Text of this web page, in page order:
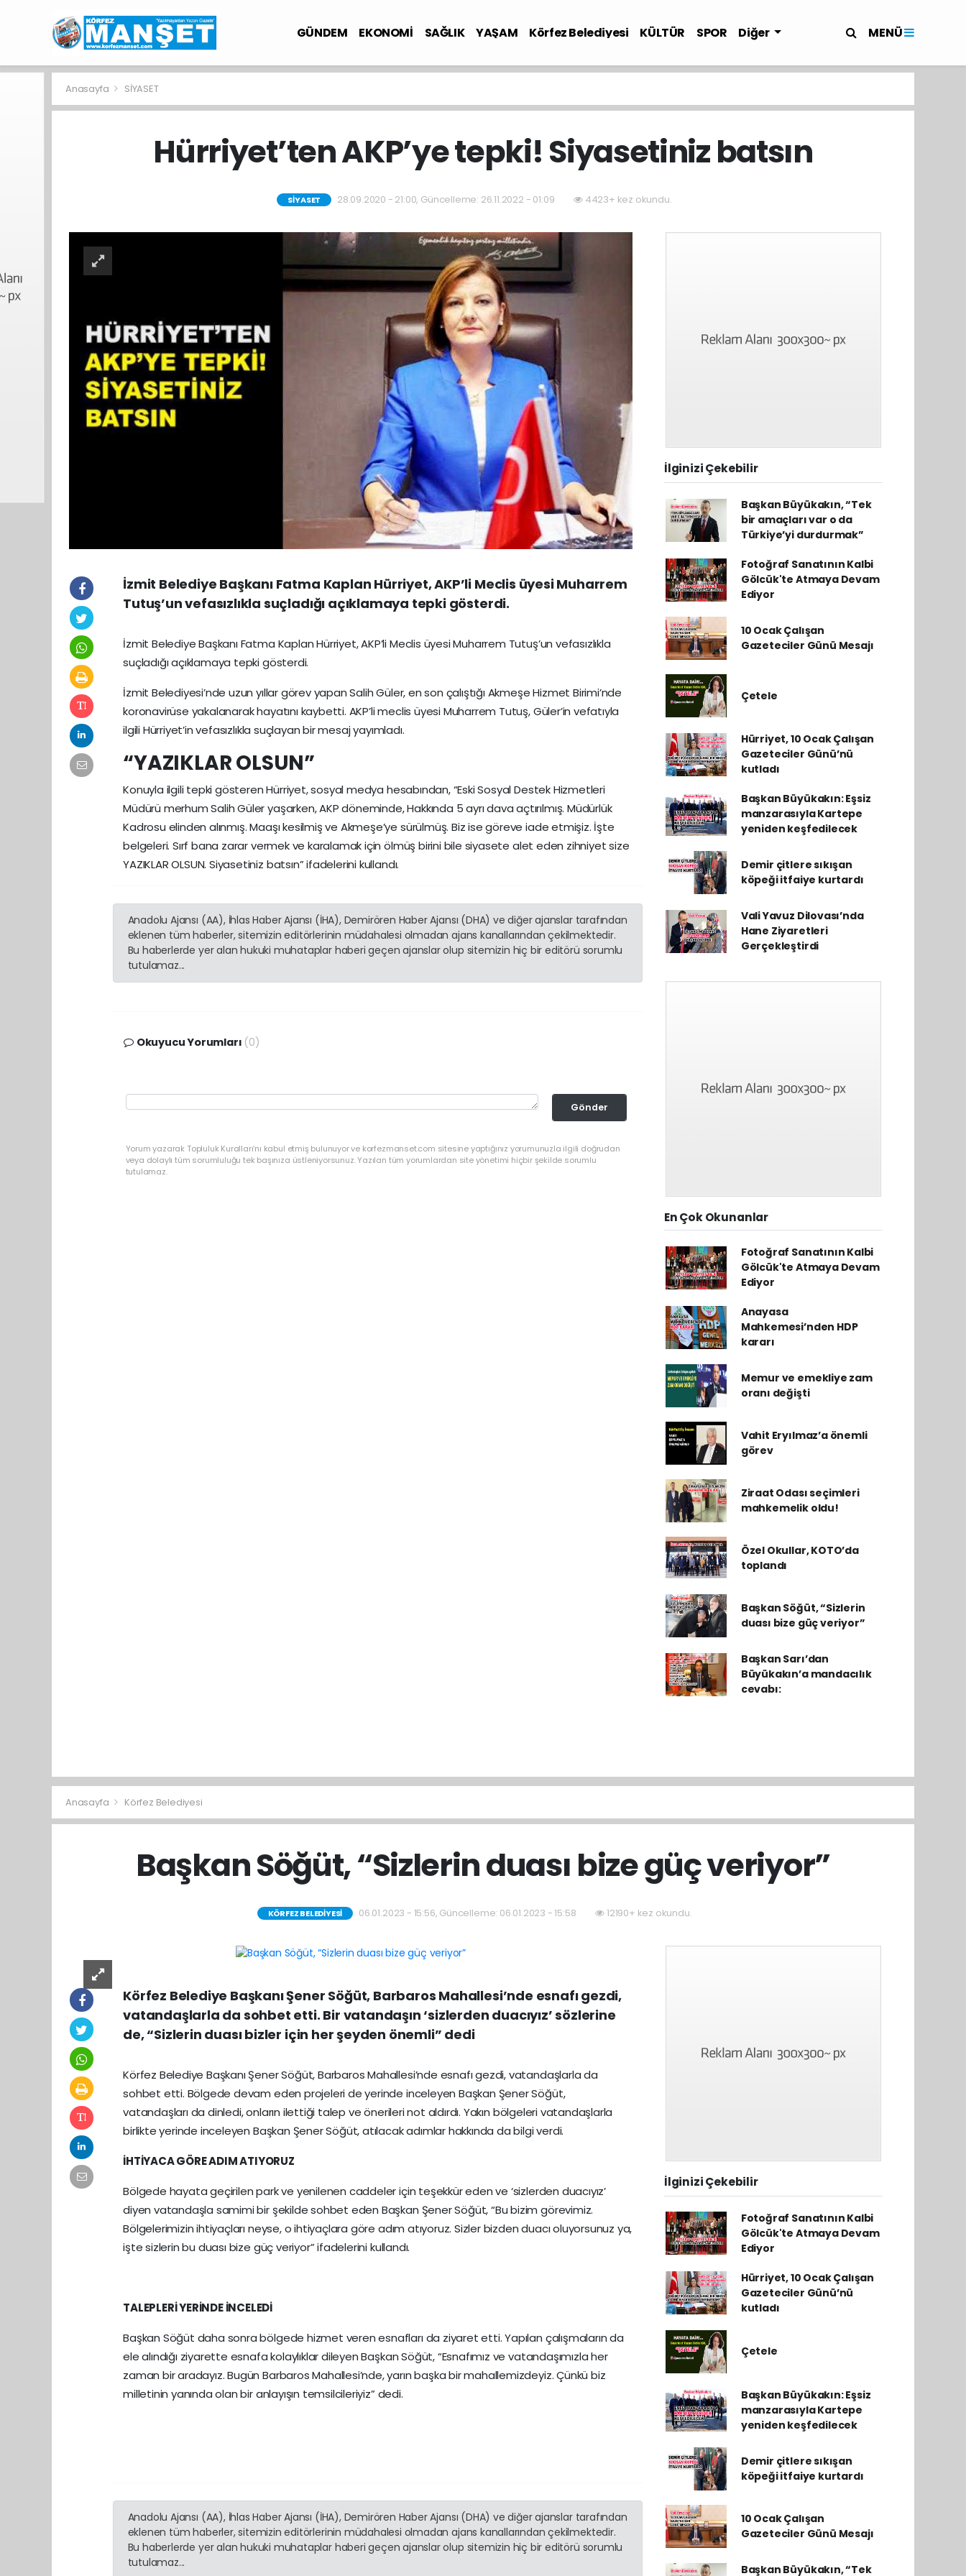
GÜNDEM EKONOMİ SAĞLIK YAŞAM Körfez Belediyesi KÜLTÜR SPOR Diğer MENÜ
Anasayfa SİYASET
Hürriyet’ten AKP’ye tepki! Siyasetiniz batsın
SİYASET 28.09.2020 - 21:00, Güncelleme: 26.11.2022 - 01:09 4423+ kez okundu.
İzmit Belediye Başkanı Fatma Kaplan Hürriyet, AKP’li Meclis üyesi Muharrem
Tutuş’un vefasızlıkla suçladığı açıklamaya tepki gösterdi.
İzmit Belediye Başkanı Fatma Kaplan Hürriyet, AKP’li Meclis üyesi Muharrem Tutuş’un vefasızlıkla
suçladığı açıklamaya tepki gösterdi.
İzmit Belediyesi’nde uzun yıllar görev yapan Salih Güler, en son çalıştığı Akmeşe Hizmet Birimi’nde
koronavirüse yakalanarak hayatını kaybetti. AKP’li meclis üyesi Muharrem Tutuş, Güler’in vefatıyla
ilgili Hürriyet’in vefasızlıkla suçlayan bir mesaj yayımladı.
“YAZIKLAR OLSUN”
Konuyla ilgili tepki gösteren Hürriyet, sosyal medya hesabından, “Eski Sosyal Destek Hizmetleri
Müdürü merhum Salih Güler yaşarken, AKP döneminde, Hakkında 5 ayrı dava açtırılmış. Müdürlük
Kadrosu elinden alınmış. Maaşı kesilmiş ve Akmeşe’ye sürülmüş. Biz ise göreve iade etmişiz. İşte
belgeleri. Sırf bana zarar vermek ve karalamak için ölmüş birini bile siyasete alet eden zihniyet size
YAZIKLAR OLSUN. Siyasetiniz batsın” ifadelerini kullandı.
Anadolu Ajansı (AA), İhlas Haber Ajansı (İHA), Demirören Haber Ajansı (DHA) ve diğer ajanslar tarafından
eklenen tüm haberler, sitemizin editörlerinin müdahalesi olmadan ajans kanallarından çekilmektedir.
Bu haberlerde yer alan hukuki muhataplar haberi geçen ajanslar olup sitemizin hiç bir editörü sorumlu
tutulamaz...
Okuyucu Yorumları (0)
Gönder
Yorum yazarak Topluluk Kuralları’nı kabul etmiş bulunuyor ve korfezmanset.com sitesine yaptığınız yorumunuzla ilgili doğrudan
veya dolaylı tüm sorumluluğu tek başınıza üstleniyorsunuz. Yazılan tüm yorumlardan site yönetimi hiçbir şekilde sorumlu
tutulamaz.
İlginizi Çekebilir
Başkan Büyükakın, “Tek
bir amaçları var o da
Türkiye’yi durdurmak”
Fotoğraf Sanatının Kalbi
Gölcük'te Atmaya Devam
Ediyor
10 Ocak Çalışan
Gazeteciler Günü Mesajı
Çetele
Hürriyet, 10 Ocak Çalışan
Gazeteciler Günü’nü
kutladı
Başkan Büyükakın: Eşsiz
manzarasıyla Kartepe
yeniden keşfedilecek
Demir çitlere sıkışan
köpeği itfaiye kurtardı
Vali Yavuz Dilovası’nda
Hane Ziyaretleri
Gerçekleştirdi
En Çok Okunanlar
Fotoğraf Sanatının Kalbi
Gölcük'te Atmaya Devam
Ediyor
Anayasa
Mahkemesi’nden HDP
kararı
Memur ve emekliye zam
oranı değişti
Vahit Eryılmaz’a önemli
görev
Ziraat Odası seçimleri
mahkemelik oldu!
Özel Okullar, KOTO’da
toplandı
Başkan Söğüt, “Sizlerin
duası bize güç veriyor”
Başkan Sarı’dan
Büyükakın’a mandacılık
cevabı:
Anasayfa Körfez Belediyesi
Başkan Söğüt, “Sizlerin duası bize güç veriyor”
KÖRFEZ BELEDIYESI 06.01.2023 - 15:56, Güncelleme: 06.01.2023 - 15:58 12190+ kez okundu.
Körfez Belediye Başkanı Şener Söğüt, Barbaros Mahallesi’nde esnafı gezdi,
vatandaşlarla da sohbet etti. Bir vatandaşın ‘sizlerden duacıyız’ sözlerine
de, “Sizlerin duası bizler için her şeyden önemli” dedi
Körfez Belediye Başkanı Şener Söğüt, Barbaros Mahallesi’nde esnafı gezdi, vatandaşlarla da
sohbet etti. Bölgede devam eden projeleri de yerinde inceleyen Başkan Şener Söğüt,
vatandaşları da dinledi, onların ilettiği talep ve önerileri not aldırdı. Yakın bölgeleri vatandaşlarla
birlikte yerinde inceleyen Başkan Şener Söğüt, atılacak adımlar hakkında da bilgi verdi.
İHTİYACA GÖRE ADIM ATIYORUZ
Bölgede hayata geçirilen park ve yenilenen caddeler için teşekkür eden ve ‘sizlerden duacıyız’
diyen vatandaşla samimi bir şekilde sohbet eden Başkan Şener Söğüt, “Bu bizim görevimiz.
Bölgelerimizin ihtiyaçları neyse, o ihtiyaçlara göre adım atıyoruz. Sizler bizden duacı oluyorsunuz ya,
işte sizlerin bu duası bize güç veriyor” ifadelerini kullandı.
TALEPLERİ YERİNDE İNCELEDİ
Başkan Söğüt daha sonra bölgede hizmet veren esnafları da ziyaret etti. Yapılan çalışmaların da
ele alındığı ziyarette esnafa kolaylıklar dileyen Başkan Söğüt, “Esnafımız ve vatandaşımızla her
zaman bir aradayız. Bugün Barbaros Mahallesi’nde, yarın başka bir mahallemizdeyiz. Çünkü biz
milletinin yanında olan bir anlayışın temsilcileriyiz” dedi.
Anadolu Ajansı (AA), İhlas Haber Ajansı (İHA), Demirören Haber Ajansı (DHA) ve diğer ajanslar tarafından
eklenen tüm haberler, sitemizin editörlerinin müdahalesi olmadan ajans kanallarından çekilmektedir.
Bu haberlerde yer alan hukuki muhataplar haberi geçen ajanslar olup sitemizin hiç bir editörü sorumlu
tutulamaz...
İlginizi Çekebilir
Fotoğraf Sanatının Kalbi
Gölcük'te Atmaya Devam
Ediyor
Hürriyet, 10 Ocak Çalışan
Gazeteciler Günü’nü
kutladı
Çetele
Başkan Büyükakın: Eşsiz
manzarasıyla Kartepe
yeniden keşfedilecek
Demir çitlere sıkışan
köpeği itfaiye kurtardı
10 Ocak Çalışan
Gazeteciler Günü Mesajı
Başkan Büyükakın, “Tek